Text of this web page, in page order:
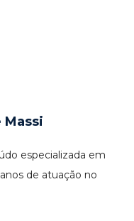
Massi
especializada em
de atuação no